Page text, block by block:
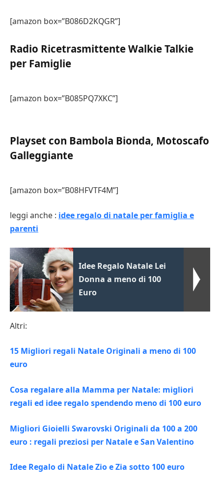
[amazon box=”B086D2KQGR”]
Radio Ricetrasmittente Walkie Talkie
per Famiglie
[amazon box=”B085PQ7XKC”]
Playset con Bambola Bionda, Motoscafo
Galleggiante
[amazon box=”B08HFVTF4M”]
leggi anche : idee regalo di natale per famiglia e
parenti
Idee Regalo Natale Lei
Donna a meno di 100
Euro
Altri:
15 Migliori regali Natale Originali a meno di 100
euro
Cosa regalare alla Mamma per Natale: migliori
regali ed idee regalo spendendo meno di 100 euro
Migliori Gioielli Swarovski Originali da 100 a 200
euro : regali preziosi per Natale e San Valentino
Idee Regalo di Natale Zio e Zia sotto 100 euro